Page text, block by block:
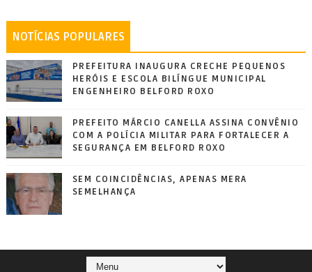
NOTÍCIAS POPULARES
PREFEITURA INAUGURA CRECHE PEQUENOS
HERÓIS E ESCOLA BILÍNGUE MUNICIPAL
ENGENHEIRO BELFORD ROXO
PREFEITO MÁRCIO CANELLA ASSINA CONVÊNIO
COM A POLÍCIA MILITAR PARA FORTALECER A
SEGURANÇA EM BELFORD ROXO
SEM COINCIDÊNCIAS, APENAS MERA
SEMELHANÇA